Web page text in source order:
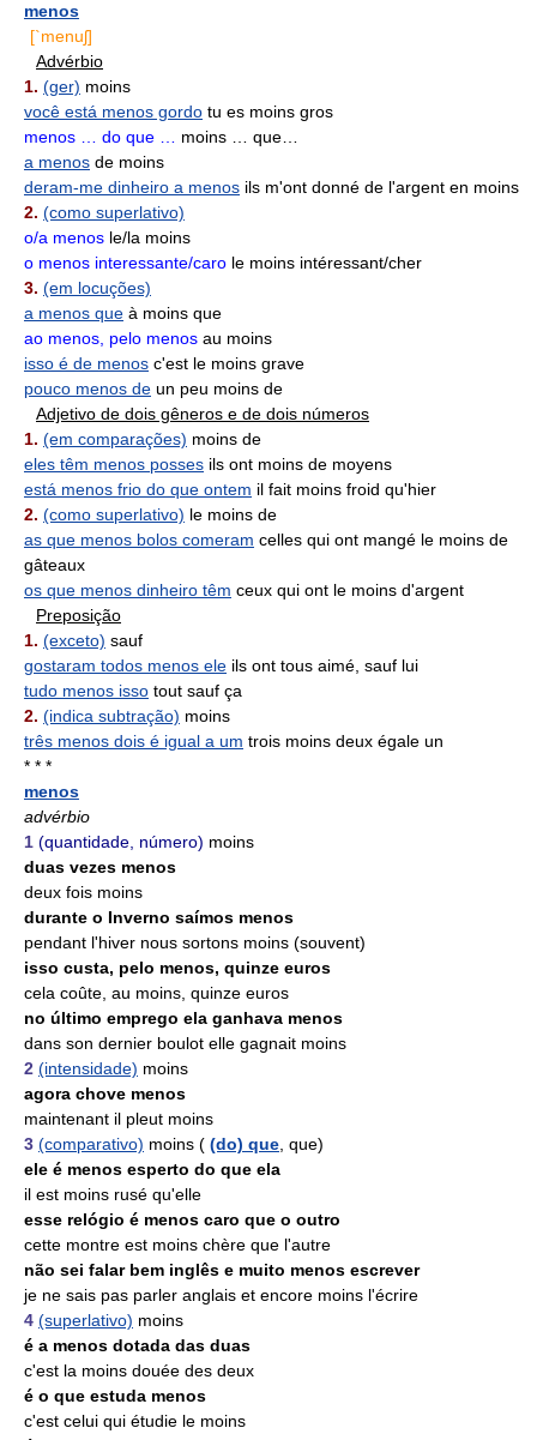
menos
[`menuʃ]
Advérbio
1. (ger) moins
você está menos gordo tu es moins gros
menos … do que …
moins … que…
a menos de moins
deram-me dinheiro a menos ils m'ont donné de l'argent en moins
2. (como superlativo)
o/a menos le/la moins
o menos interessante/caro le moins intéressant/cher
3. (em locuções)
a menos que à moins que
ao menos, pelo menos au moins
isso é de menos c'est le moins grave
pouco menos de un peu moins de
Adjetivo de dois gêneros e de dois números
1. (em comparações) moins de
eles têm menos posses ils ont moins de moyens
está menos frio do que ontem il fait moins froid qu'hier
2. (como superlativo) le moins de
as que menos bolos comeram celles qui ont mangé le moins de
gâteaux
os que menos dinheiro têm ceux qui ont le moins d'argent
Preposição
1. (exceto) sauf
gostaram todos menos ele ils ont tous aimé, sauf lui
tudo menos isso tout sauf ça
2. (indica subtração) moins
três menos dois é igual a um trois moins deux égale un
* * *
menos
advérbio
1 (quantidade, número) moins
duas vezes menos
deux fois moins
durante o Inverno saímos menos
pendant l'hiver nous sortons moins (souvent)
isso custa, pelo menos, quinze euros
cela coûte, au moins, quinze euros
no último emprego ela ganhava menos
dans son dernier boulot elle gagnait moins
2 (intensidade) moins
agora chove menos
maintenant il pleut moins
3 (comparativo) moins ( (do) que , que)
ele é menos esperto do que ela
il est moins rusé qu'elle
esse relógio é menos caro que o outro
cette montre est moins chère que l'autre
não sei falar bem inglês e muito menos escrever
je ne sais pas parler anglais et encore moins l'écrire
4 (superlativo) moins
é a menos dotada das duas
c'est la moins douée des deux
é o que estuda menos
c'est celui qui étudie le moins